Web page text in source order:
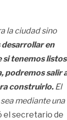
la ciudad sino
desarrollar en
si tenemos listos
podremos salir
construirlo. El
mediante una
el secretario de